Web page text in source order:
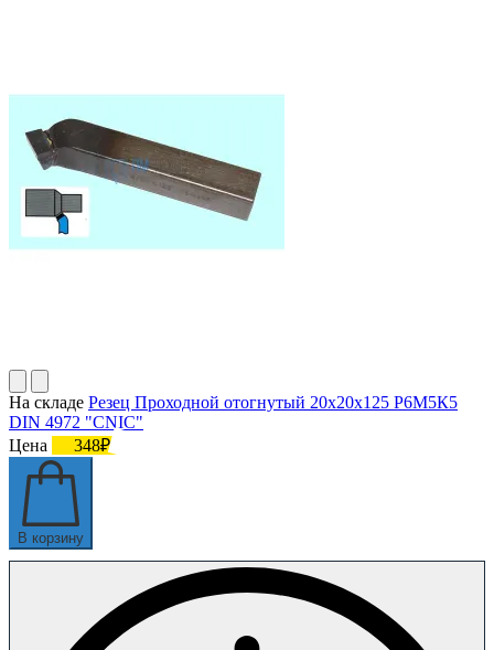
На складе Резец Проходной отогнутый 20х20х125 Р6М5К5
DIN 4972 "CNIC"
Цена
348₽
В корзину